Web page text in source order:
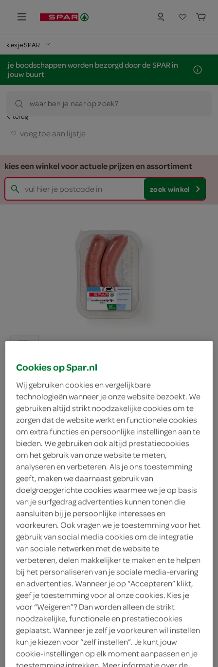
kies je SPAR
je boodschappen worden bezorgd door de SPAR in
jouw buurt
waar ben je naar op zoek?
terug
voeg toe aan lijstje
kies een winkel voor actuele prijzen en assortiment
zoek winkel
Spar rundersaucijs fijn 2
stuks
Spar
4.
69
200 Gram
Let op: aanbiedingen zijn niet zichtbaar bij de
producten, maar worden wél automatisch
verwerkt in de winkelmand.
fijne rundersaucijzen die perfect bakken in de pan of
op de BBQ, heerlijk bij stamppot of aardappels
rundvlees van 100% Hollandse afkomst, bereid
in varkensdarm
Cookies op Spar.nl
Wij gebruiken cookies en vergelijkbare
technologieën wanneer je onze website bezoekt. We
gebruiken altijd strikt noodzakelijke cookies om te
zorgen dat de website werkt en functionele cookies
om extra functies en persoonlijke instellingen aan te
bieden. We gebruiken ook altijd prestatiecookies
om het gebruik van onze website te meten,
analyseren en verbeteren. Als je ons toestemming
geeft, maken we daarnaast gebruik van
doelgroepgerichte cookies waarmee we je op basis
van je surfgedrag advertenties kunnen tonen die
aansluiten bij je persoonlijke interesses en
voorkeuren. Ook vragen we je toestemming voor het
gebruik van social media cookies om de integratie
van sociale netwerken met de website te
verbeteren, delen makkelijker te maken en te helpen
bij het personaliseren van je sociale media-ervaring
en advertenties. Wanneer je op “Accepteren” klikt,
geef je toestemming voor al onze cookies. Kies je
voor “Weigeren”? Dan worden alleen de strikt
noodzakelijke, functionele en prestatiecookies
geplaatst. Wanneer je zelf je voorkeuren wil instellen
kun je kiezen voor “zelf instellen”. Je kunt jouw
cookie-instellingen op elk moment aanpassen en je